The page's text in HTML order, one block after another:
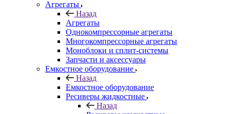
Агрегаты
Назад
Агрегаты
Однокомпрессорные агрегаты
Многокомпрессорные агрегаты
Моноблоки и сплит-системы
Запчасти и аксессуары
Емкостное оборудование
Назад
Емкостное оборудование
Ресиверы жидкостные
Назад